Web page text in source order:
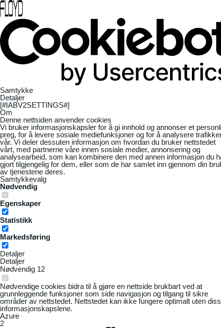
Samtykke
Detaljer
[#IABV2SETTINGS#]
Om
Denne nettsiden anvender cookies
Vi bruker informasjonskapsler for å gi innhold og annonser et
preg, for å levere sosiale mediefunksjoner og for å analysere
vår. Vi deler dessuten informasjon om hvordan du bruker nettstedet
vårt, med partnerne våre innen sosiale medier, annonsering og
analysearbeid, som kan kombinere den med annen informasjon du
gjort tilgjengelig for dem, eller som de har samlet inn gjennom din
av tjenestene deres.
Samtykkevalg
Nødvendig
Egenskaper
Statistikk
Markedsføring
Detaljer
Detaljer
Nødvendig 12
Nødvendige cookies bidra til å gjøre en nettside brukbart ved at
grunnleggende funksjoner som side navigasjon og tilgang til sikre
områder av nettstedet. Nettstedet kan ikke fungere optimalt uten
informasjonskapslene.
Azure
2